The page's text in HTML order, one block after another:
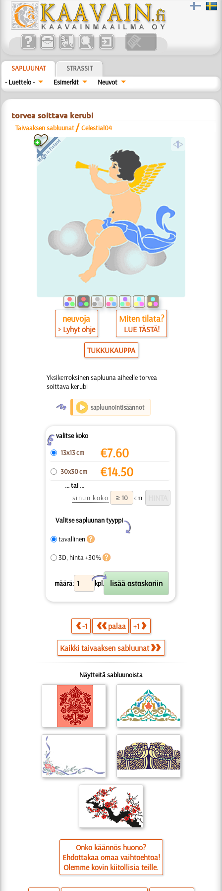
SAPLUUNAT
STRASSIT
- Luettelo -
Esimerkit Neuvot
torvea soittava kerubi
Taivaaksen sabluunat /Celestial04
a
neuvoja
> Lyhyt ohje
Miten tilata?
LUE TÄSTÄ!
TUKKUKAUPPA
Yksikerroksinen sapluuna aiheelle torvea
soittava kerubi
O sapluunointisäännöt
Zvalitse koko
13x13 cm
€7.60
30x30 cm €14.50
... tai ...
sinun koko
cm
Valitse sapluunan tyyppi
Y
tavallinen
3D, hinta +30%
määrä: kpl.
X
-1 palaa +1
Kaikki taivaaksen sabluunat
Näytteitä sabluunoista
Onko käännös huono?
Ehdottakaa omaa vaihtoehtoa!
Olemme kovin kiitollisia teille.